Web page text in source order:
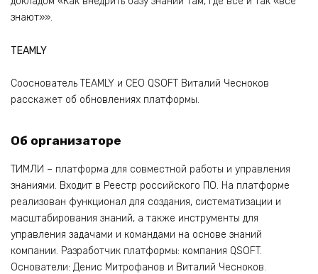
знают»».
TEAMLY
Сооснователь TEAMLY и CEO QSOFT Виталий Чесноков
расскажет об обновлениях платформы.
Об организаторе
ТИМЛИ – платформа для совместной работы и управления
знаниями. Входит в Реестр российского ПО. На платформе
реализован функционал для создания, систематизации и
масштабирования знаний, а также инструменты для
управления задачами и командами на основе знаний
компании. Разработчик платформы: компания QSOFT.
Основатели: Денис Митрофанов и Виталий Чесноков.